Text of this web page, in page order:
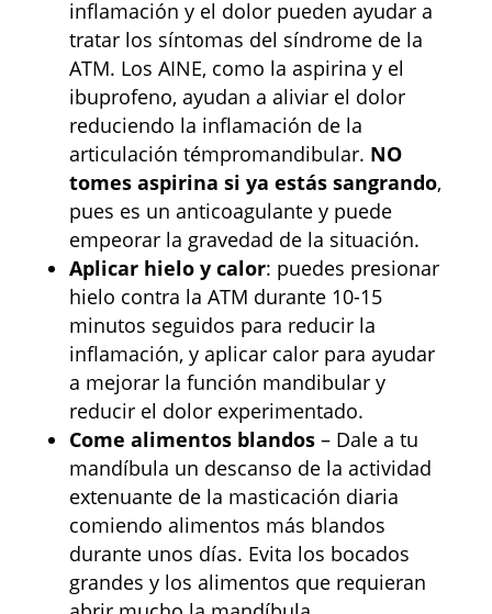
inflamación y el dolor pueden ayudar a
tratar los síntomas del síndrome de la
ATM. Los AINE, como la aspirina y el
ibuprofeno, ayudan a aliviar el dolor
reduciendo la inflamación de la
articulación témpromandibular. NO
tomes aspirina si ya estás sangrando,
pues es un anticoagulante y puede
empeorar la gravedad de la situación.
Aplicar hielo y calor: puedes presionar
hielo contra la ATM durante 10-15
minutos seguidos para reducir la
inflamación, y aplicar calor para ayudar
a mejorar la función mandibular y
reducir el dolor experimentado.
Come alimentos blandos– Dale a tu
mandíbula un descanso de la actividad
extenuante de la masticación diaria
comiendo alimentos más blandos
durante unos días. Evita los bocados
grandes y los alimentos que requieran